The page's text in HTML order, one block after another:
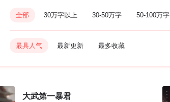
全部 30万字以上 30-50万字 50-100万字
最具人气 最新更新 最多收藏
大武第一暴君